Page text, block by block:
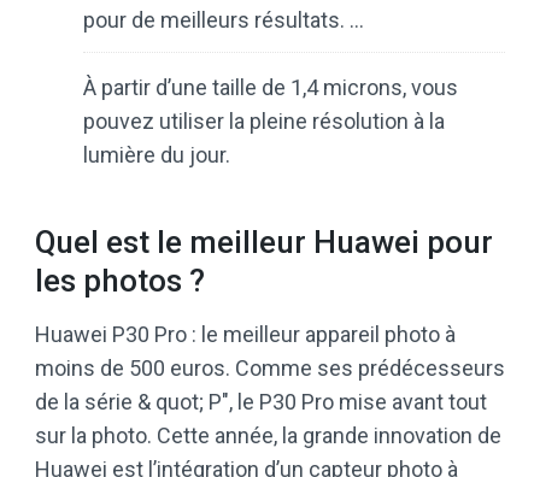
pour de meilleurs résultats. …
À partir d’une taille de 1,4 microns, vous
pouvez utiliser la pleine résolution à la
lumière du jour.
Quel est le meilleur Huawei pour
les photos ?
Huawei P30 Pro : le meilleur appareil photo à
moins de 500 euros. Comme ses prédécesseurs
de la série & quot; P", le P30 Pro mise avant tout
sur la photo. Cette année, la grande innovation de
Huawei est l’intégration d’un capteur photo à